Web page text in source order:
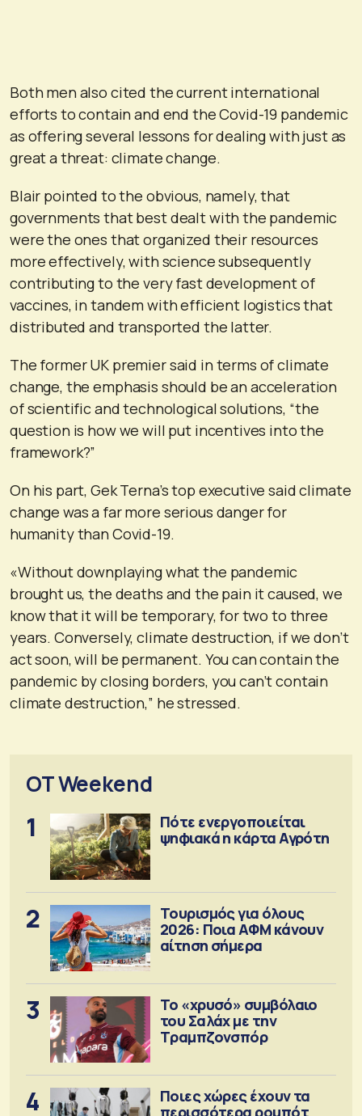
Both men also cited the current international
efforts to contain and end the Covid-19 pandemic
as offering several lessons for dealing with just as
great a threat: climate change.
Blair pointed to the obvious, namely, that
governments that best dealt with the pandemic
were the ones that organized their resources
more effectively, with science subsequently
contributing to the very fast development of
vaccines, in tandem with efficient logistics that
distributed and transported the latter.
The former UK premier said in terms of climate
change, the emphasis should be an acceleration
of scientific and technological solutions, “the
question is how we will put incentives into the
framework?”
On his part, Gek Terna’s top executive said climate
change was a far more serious danger for
humanity than Covid-19.
«Without downplaying what the pandemic
brought us, the deaths and the pain it caused, we
know that it will be temporary, for two to three
years. Conversely, climate destruction, if we don’t
act soon, will be permanent. You can contain the
pandemic by closing borders, you can’t contain
climate destruction,” he stressed.
OT Weekend
1
Πότε ενεργοποιείται
ψηφιακά η κάρτα Αγρότη
2
Τουρισμός για όλους
2026: Ποια ΑΦΜ κάνουν
αίτηση σήμερα
3
Το «χρυσό» συμβόλαιο
του Σαλάχ με την
Τραμπζονσπόρ
4
Ποιες χώρες έχουν τα
περισσότερα ρομπότ